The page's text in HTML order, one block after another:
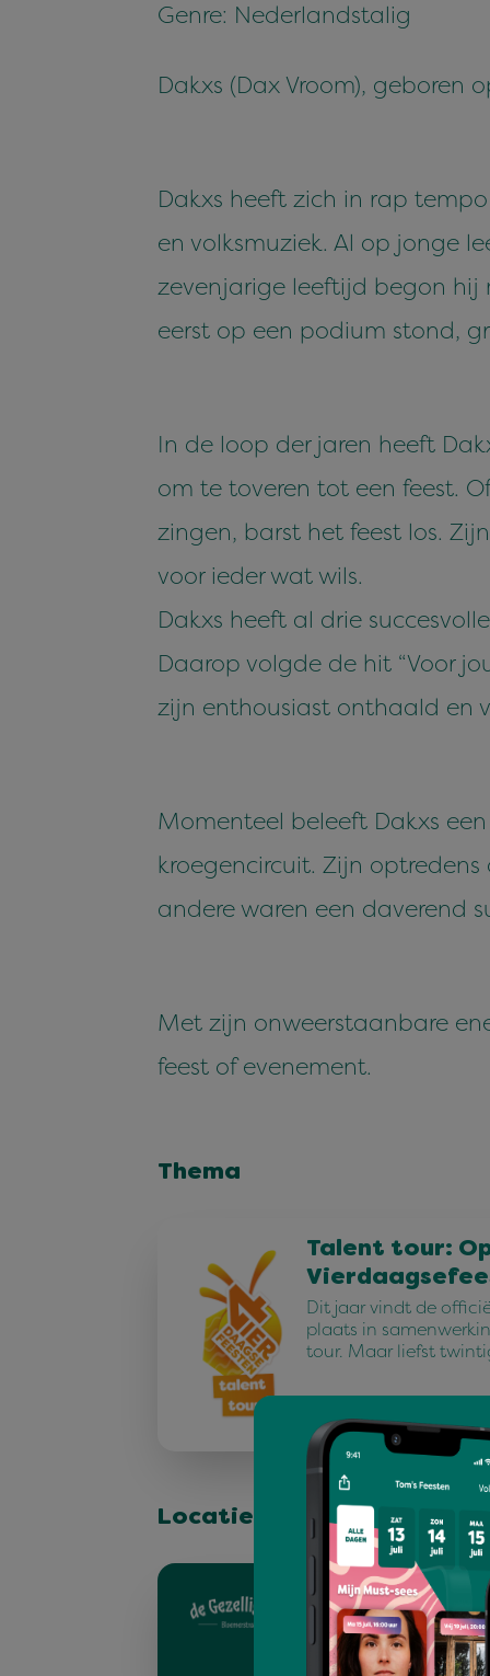
Genre: Nederlandstalig
Dakxs (Dax Vroom), geboren
Dakxs heeft zich in rap
en volksmuziek. Al op jonge
zevenjarige leeftijd begon hij
eerst op een podium stond,
In de loop der jaren heeft
om te toveren tot een feest.
zingen, barst het feest los.
voor ieder wat wils.
Dakxs heeft al drie
Daarop volgde de hit “Voor
zijn enthousiast onthaald en
Momenteel beleeft Dakxs
kroegencircuit. Zijn
andere waren een daverend
Met zijn onweerstaanbare
feest of evenement.
Thema
Talent tour:
Dit jaar vindt de
plaats in
tour. Maar liefst
Locatie & podium
Bloemerstraat
Welkom in de
begint de
Bloemerstraat staat